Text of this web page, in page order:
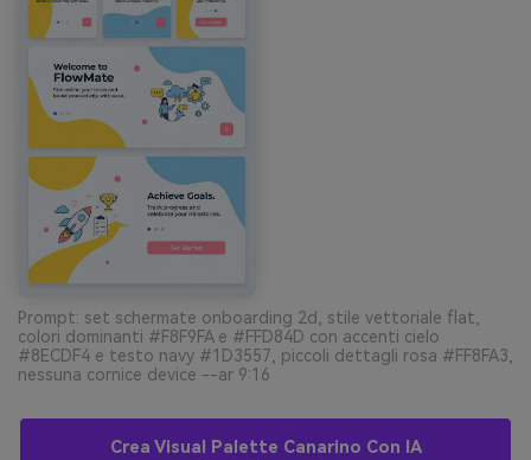
Prompt: set schermate onboarding 2d, stile vettoriale flat,
colori dominanti #F8F9FA e #FFD84D con accenti cielo
#8ECDF4 e testo navy #1D3557, piccoli dettagli rosa #FF8FA3,
nessuna cornice device --ar 9:16
Crea Visual Palette Canarino Con IA